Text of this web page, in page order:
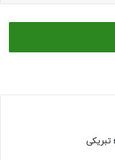
تبریکی